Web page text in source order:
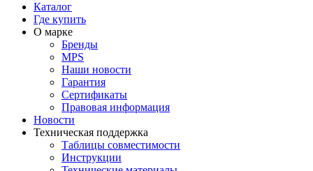
Каталог
Где купить
О марке
Бренды
MPS
Наши новости
Гарантия
Сертификаты
Правовая информация
Новости
Техническая поддержка
Таблицы совместимости
Инструкции